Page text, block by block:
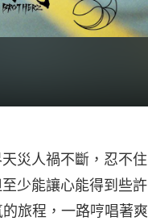
災人禍不斷，忍不住
少能讓心能得到些許
旅程，一路哼唱著爽